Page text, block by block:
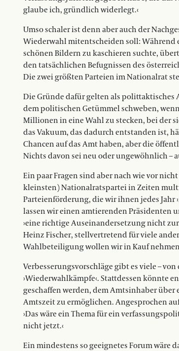
glaube ich, gründlich widerlegt.‹
Umso schaler ist denn aber auch der
Wiederwahl mitentscheiden soll:
schönen Bildern zu kaschieren suchte,
den tatsächlichen Befugnissen des
Die zwei größten Parteien im Nationalrat
Die Gründe dafür gelten als
dem politischen Getümmel schweben,
Millionen in eine Wahl zu stecken, bei der
das Vakuum, das dadurch entstanden ist,
Chancen auf das Amt haben, aber die
Nichts davon sei neu oder ungewöhnlich –
Ein paar Fragen sind aber nach wie vor
kleinsten) Nationalratspartei in Zeiten
Parteienförderung, die wir ihnen jedes
lassen wir einen amtierenden Präsidenten
›eine richtige Auseinandersetzung nicht
Heinz Fischer, stellvertretend für viele
Wahlbeteiligung wollen wir in Kauf
Verbesserungsvorschläge gibt es viele –
›Wiederwahlkämpfe‹. Stattdessen könnte
geschaffen werden, dem Amtsinhaber
Amtszeit zu ermöglichen. Angesprochen
›Das wäre ein Thema für ein
nicht jetzt.‹
Ein mindestens so geeignetes Forum wäre